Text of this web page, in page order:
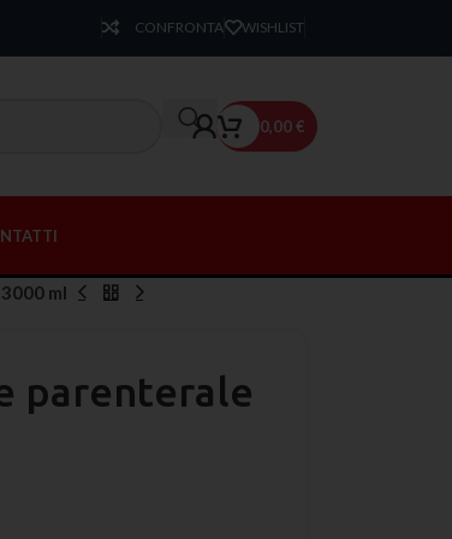
CONFRONTA WISHLIST
0,00€
ml
parenterale